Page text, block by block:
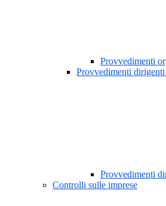
Provvedimenti
Provvedimenti
Provvedimenti
Controlli sulle imprese